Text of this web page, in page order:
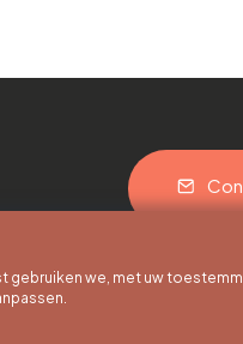
gebruiken we, met uw